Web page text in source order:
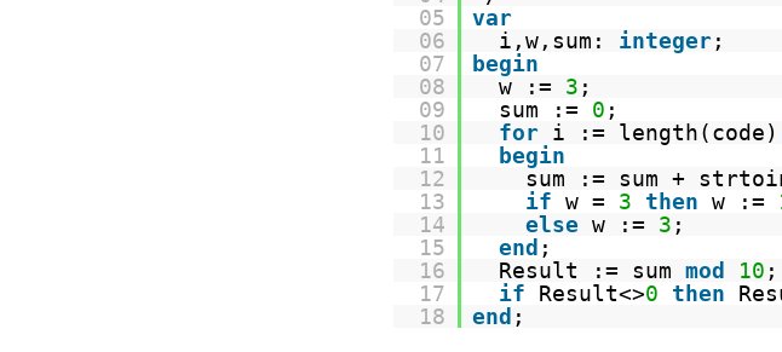
05
var
06
i,w,sum: integer;
07
begin
08
w := 3 ;
09
sum := 0 ;
10
for i := length(code)
11
begin
12
sum := sum +
13
if w = 3 then w :=
14
else w := 3 ;
15
end ;
16
Result := sum mod 10 ;
17
if Result<>0 then
18
end ;